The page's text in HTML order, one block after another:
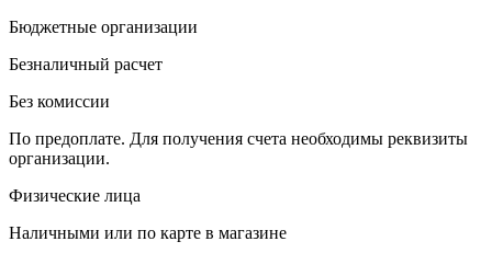
Бюджетные организации
Безналичный расчет
Без комиссии
По предоплате. Для получения счета необходимы реквизиты
организации.
Физические лица
Наличными или по карте в магазине